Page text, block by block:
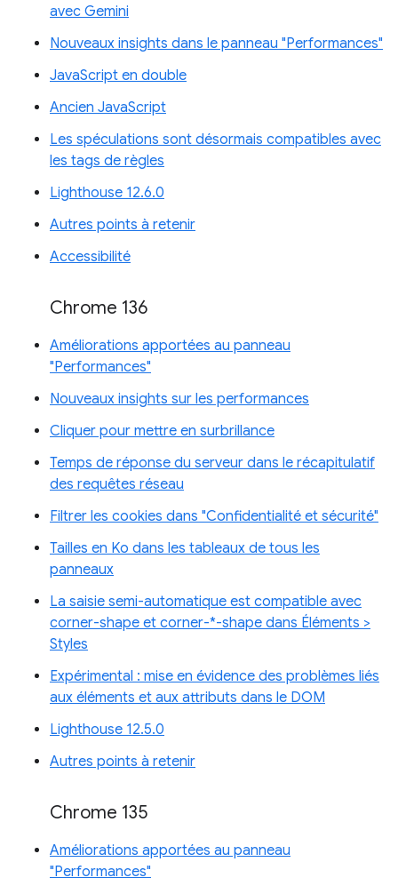
avec Gemini
Nouveaux insights dans le panneau "Performances"
JavaScript en double
Ancien JavaScript
Les spéculations sont désormais compatibles avec
les tags de règles
Lighthouse 12.6.0
Autres points à retenir
Accessibilité
Chrome 136
Améliorations apportées au panneau
"Performances"
Nouveaux insights sur les performances
Cliquer pour mettre en surbrillance
Temps de réponse du serveur dans le récapitulatif
des requêtes réseau
Filtrer les cookies dans "Confidentialité et sécurité"
Tailles en Ko dans les tableaux de tous les
panneaux
La saisie semi-automatique est compatible avec
corner-shape et corner-*-shape dans Éléments >
Styles
Expérimental : mise en évidence des problèmes liés
aux éléments et aux attributs dans le DOM
Lighthouse 12.5.0
Autres points à retenir
Chrome 135
Améliorations apportées au panneau
"Performances"